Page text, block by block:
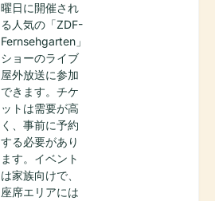
曜日に開催され
る人気の「ZDF-
Fernsehgarten」
ショーのライブ
屋外放送に参加
できます。チケ
ットは需要が高
く、事前に予約
する必要があり
ます。イベント
は家族向けで、
座席エリアには